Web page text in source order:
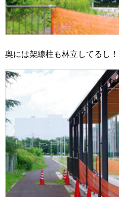
奥には架線柱も林立してるし！